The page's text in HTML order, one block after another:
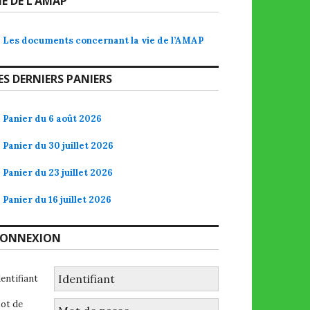
Les documents concernant la vie de l’AMAP
DERNIERS PANIERS
Panier du 6 août 2026
Panier du 30 juillet 2026
Panier du 23 juillet 2026
Panier du 16 juillet 2026
de